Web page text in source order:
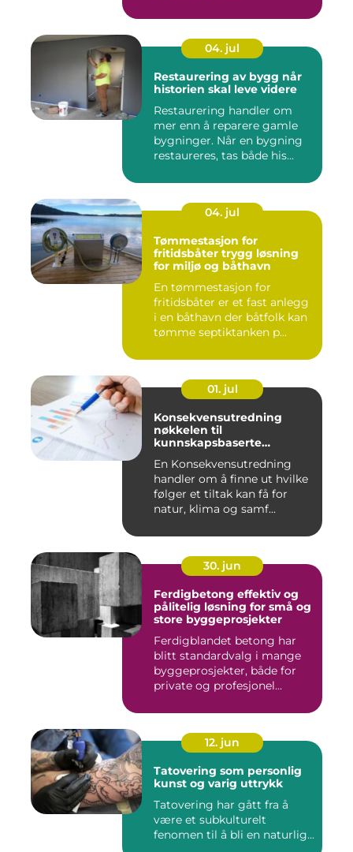
04. jul
Restaurering av bygg når
historien skal leve videre
Restaurering handler om
mer enn å reparere gamle
bygninger. Når en bygning
restaureres, tas både his...
04. jul
Tømmestasjon for
fritidsbåter trygg løsning
for miljø og båthavn
En tømmestasjon for
fritidsbåter er et fast anlegg
i en båthavn der båtfolk kan
tømme septiktanken p...
01. jul
Konsekvensutredning
nøkkelen til
kunnskapsbaserte
En Konsekvensutredning
handler om å finne ut hvilke
følger et tiltak kan få for
natur, klima og samf...
30. jun
Ferdigbetong effektiv og
pålitelig løsning for små og
store byggeprosjekter
Ferdigblandet betong har
blitt standardvalg i mange
byggeprosjekter, både for
private og profesjonel...
12. jun
Tatovering som personlig
kunst og varig uttrykk
Tatovering har gått fra å
være et subkulturelt
fenomen til å bli en naturlig...